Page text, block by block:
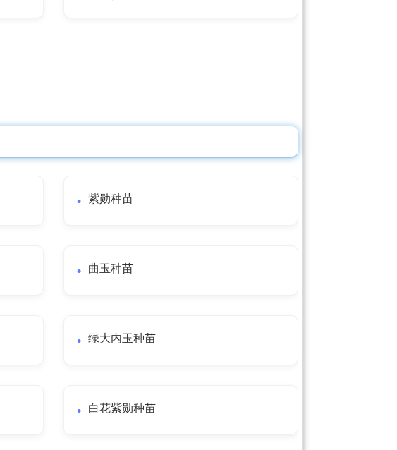
紫勋种苗
曲玉种苗
绿大内玉种苗
白花紫勋种苗